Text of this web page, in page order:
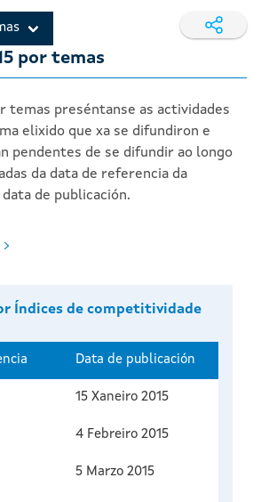
por temas
temas preséntanse as actividades
elixido que xa se difundiron e
pendentes de se difundir ao longo
da data de referencia da
de publicación.
Índices de competitividade
Data de publicación
15 Xaneiro 2015
4 Febreiro 2015
5 Marzo 2015